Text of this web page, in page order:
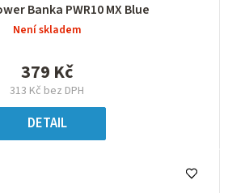
Banka PWR10 MX Blue
Není skladem
313 Kč bez DPH
379 Kč
DETAIL